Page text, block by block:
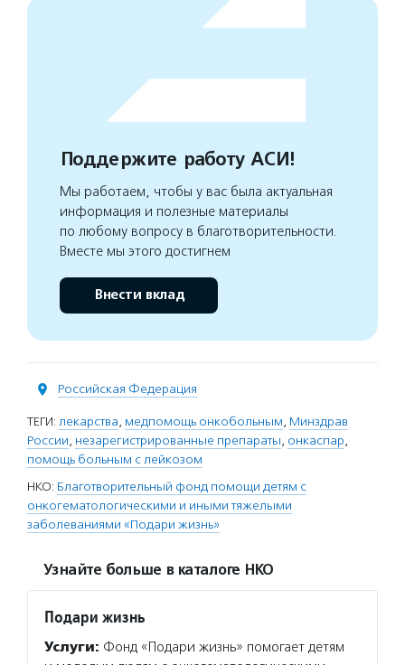
Поддержите работу АСИ!
Мы работаем, чтобы у вас была актуальная
информация и полезные материалы
по любому вопросу в благотворительности.
Вместе мы этого достигнем
Внести вклад
Российская Федерация
ТЕГИ: лекарства, медпомощь онкобольным, Минздрав
России, незарегистрированные препараты, онкаспар,
помощь больным с лейкозом
НКО: Благотворительный фонд помощи детям с
онкогематологическими и иными тяжелыми
заболеваниями «Подари жизнь»
Узнайте больше в каталоге НКО
Подари жизнь
Услуги: Фонд «Подари жизнь» помогает детям